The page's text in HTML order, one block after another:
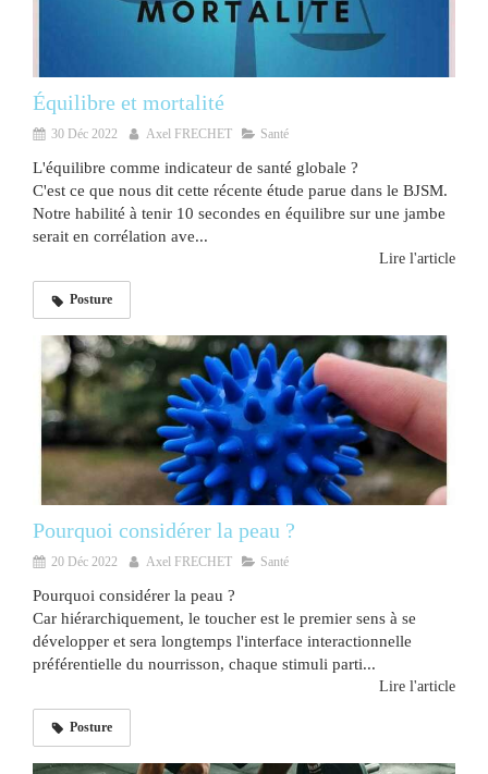
Équilibre et mortalité
30 Déc 2022 Axel FRECHET Santé
L'équilibre comme indicateur de santé globale ?
C'est ce que nous dit cette récente étude parue dans le BJSM.
Notre habilité à tenir 10 secondes en équilibre sur une jambe
serait en corrélation ave...
Lire l'article
Posture
Pourquoi considérer la peau ?
20 Déc 2022 Axel FRECHET Santé
Pourquoi considérer la peau ?
Car hiérarchiquement, le toucher est le premier sens à se
développer et sera longtemps l'interface interactionnelle
préférentielle du nourrisson, chaque stimuli parti...
Lire l'article
Posture